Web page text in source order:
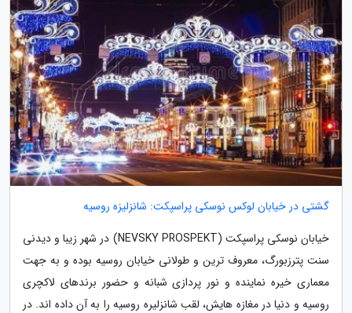
گشتی در خیابان لوکس نوسکی پراسپکت: شانزلیزه روسیه
خیابان نوسکی پراسپکت (NEVSKY PROSPEKT) در شهر زیبا و دیدنی
سنت پترزبورگ، معروف ترین و طولانی خیابان روسیه بوده و به جهت
معماری خیره نماینده و نور پردازی شبانه و حضور برندهای لاکچری
روسیه و دنیا در مغازه هایش، لقب شانزلیره روسیه را به آن داده اند. در